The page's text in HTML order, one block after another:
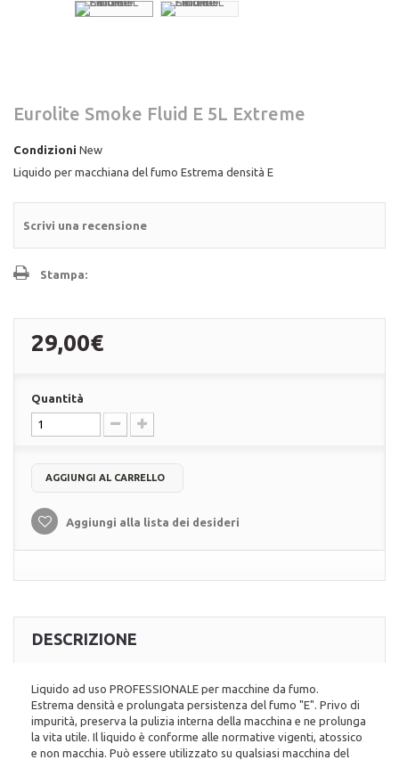
Eurolite Smoke Fluid E 5L Extreme
Condizioni New
Liquido per macchiana del fumo Estrema densità E
Scrivi una recensione
Stampa:
29,00€
Quantità
AGGIUNGI AL CARRELLO
Aggiungi alla lista dei desideri
DESCRIZIONE
Liquido ad uso PROFESSIONALE per macchine da fumo.
Estrema densità e prolungata persistenza del fumo "E". Privo di
impurità, preserva la pulizia interna della macchina e ne prolunga
la vita utile. Il liquido è conforme alle normative vigenti, atossico
e non macchia. Può essere utilizzato su qualsiasi macchina del